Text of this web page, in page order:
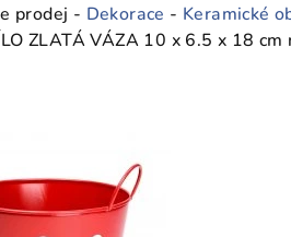
prodej - Dekorace - Keramické
ZLATÁ VÁZA 10 x 6.5 x 18